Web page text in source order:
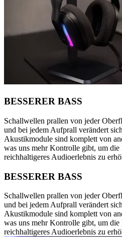
BESSERER BASS
Schallwellen prallen von jeder
und bei jedem Aufprall verändert
Akustikmodule sind komplett von
was uns mehr Kontrolle gibt, um die
reichhaltigeres Audioerlebnis zu
BESSERER BASS
Schallwellen prallen von jeder
und bei jedem Aufprall verändert
Akustikmodule sind komplett von
was uns mehr Kontrolle gibt, um die
reichhaltigeres Audioerlebnis zu